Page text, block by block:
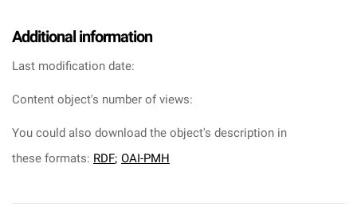
Additional information
Last modification date:
Content object's number of views:
You could also download the object's description in
these formats: RDF; OAI-PMH